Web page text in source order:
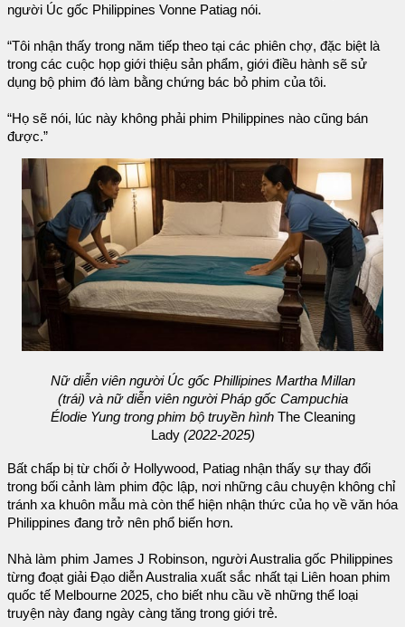
người Úc gốc Philippines Vonne Patiag nói.
“Tôi nhận thấy trong năm tiếp theo tại các phiên chợ, đặc biệt là
trong các cuộc họp giới thiệu sản phẩm, giới điều hành sẽ sử
dụng bộ phim đó làm bằng chứng bác bỏ phim của tôi.
“Họ sẽ nói, lúc này không phải phim Philippines nào cũng bán
được.”
Nữ diễn viên người Úc gốc Phillipines Martha Millan
(trái) và nữ diễn viên người Pháp gốc Campuchia
Élodie Yung trong phim bộ truyền hìnhThe Cleaning
Lady (2022-2025)
Bất chấp bị từ chối ở Hollywood, Patiag nhận thấy sự thay đổi
trong bối cảnh làm phim độc lập, nơi những câu chuyện không chỉ
tránh xa khuôn mẫu mà còn thể hiện nhận thức của họ về văn hóa
Philippines đang trở nên phổ biến hơn.
Nhà làm phim James J Robinson, người Australia gốc Philippines
từng đoạt giải Đạo diễn Australia xuất sắc nhất tại Liên hoan phim
quốc tế Melbourne 2025, cho biết nhu cầu về những thể loại
truyện này đang ngày càng tăng trong giới trẻ.